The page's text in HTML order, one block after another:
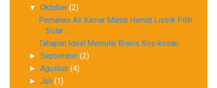
▼Oktober(2)
Pemanas Air Kamar Mandi Hemat Listrik Pilih
Solar ...
Tahapan Ideal Memulai Bisnis Kos-kosan
►September(2)
►Agustus(4)
►Juli(1)